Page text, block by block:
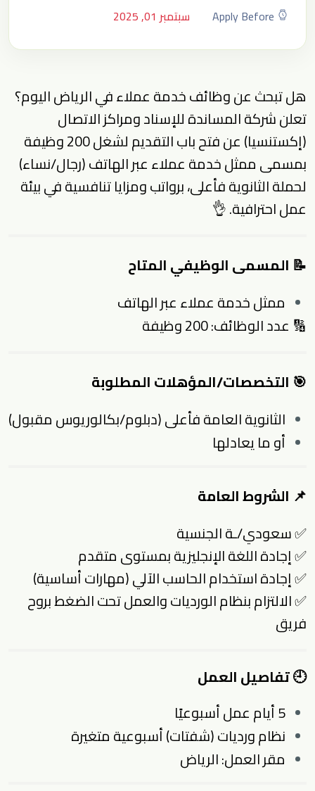
Apply Before
سبتمبر 01, 2025
هل تبحث عن وظائف خدمة عملاء في الرياض اليوم؟
تعلن شركة المساندة للإسناد ومراكز الاتصال
(إكستنسيا) عن فتح باب التقديم لشغل 200 وظيفة
بمسمى ممثل خدمة عملاء عبر الهاتف (رجال/نساء)
لحملة الثانوية فأعلى، برواتب ومزايا تنافسية في بيئة
عمل احترافية. 👌
📝 المسمى الوظيفي المتاح
ممثل خدمة عملاء عبر الهاتف
🔢 عدد الوظائف: 200 وظيفة
🎯 التخصصات/المؤهلات المطلوبة
الثانوية العامة فأعلى (دبلوم/بكالوريوس مقبول)
أو ما يعادلها
📌 الشروط العامة
✅ سعودي/ـة الجنسية
✅ إجادة اللغة الإنجليزية بمستوى متقدم
✅ إجادة استخدام الحاسب الآلي (مهارات أساسية)
✅ الالتزام بنظام الورديات والعمل تحت الضغط بروح
فريق
🕘 تفاصيل العمل
5 أيام عمل أسبوعيًا
نظام ورديات (شفتات) أسبوعية متغيرة
مقر العمل: الرياض